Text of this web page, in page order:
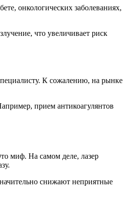
онкологических заболеваниях,
что увеличивает риск
К сожалению, на рынке
прием антикоагулянтов
миф. На самом деле, лазер
снижают неприятные